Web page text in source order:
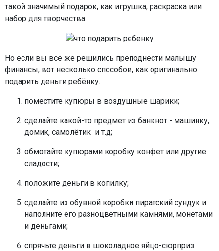
такой значимый подарок, как игрушка, раскраска или
набор для творчества.
Но если вы всё же решились преподнести малышу
финансы, вот несколько способов, как оригинально
подарить деньги ребёнку.
поместите купюры в воздушные шарики;
сделайте какой-то предмет из банкнот - машинку,
домик, самолётик и т.д;
обмотайте купюрами коробку конфет или другие
сладости;
положите деньги в копилку;
сделайте из обувной коробки пиратский сундук и
наполните его разноцветными камнями, монетами
и деньгами;
спрячьте деньги в шоколадное яйцо-сюрприз.